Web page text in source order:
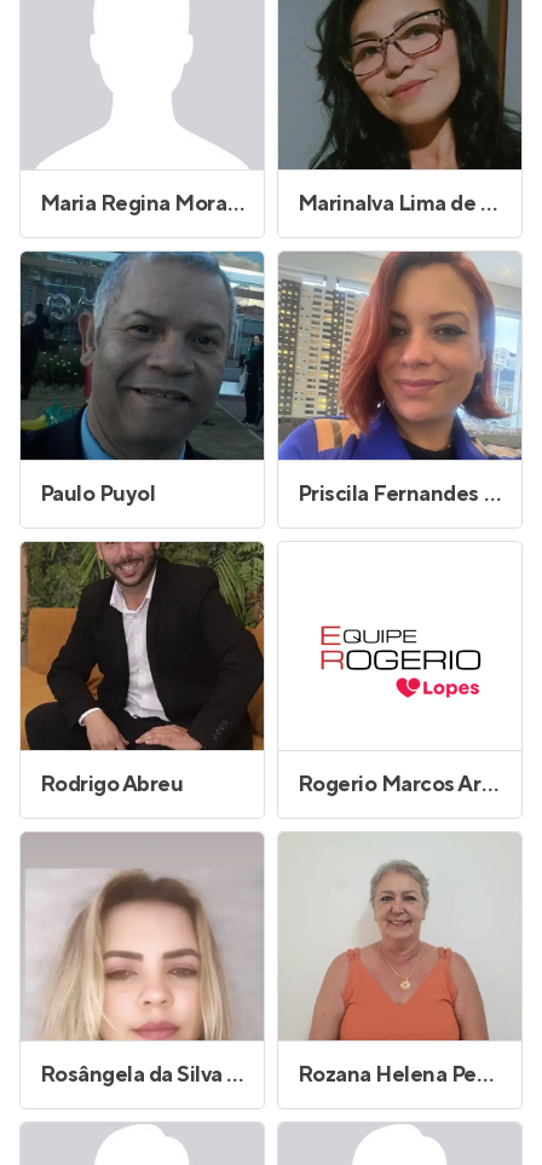
Maria Regina Morales Lopes Marinalva Lima de Sousa
Paulo Puyol Priscila Fernandes dos Santos
Rodrigo Abreu Rogerio Marcos Arrebola
Rosângela da Silva Vieira Rozana Helena Petrucci